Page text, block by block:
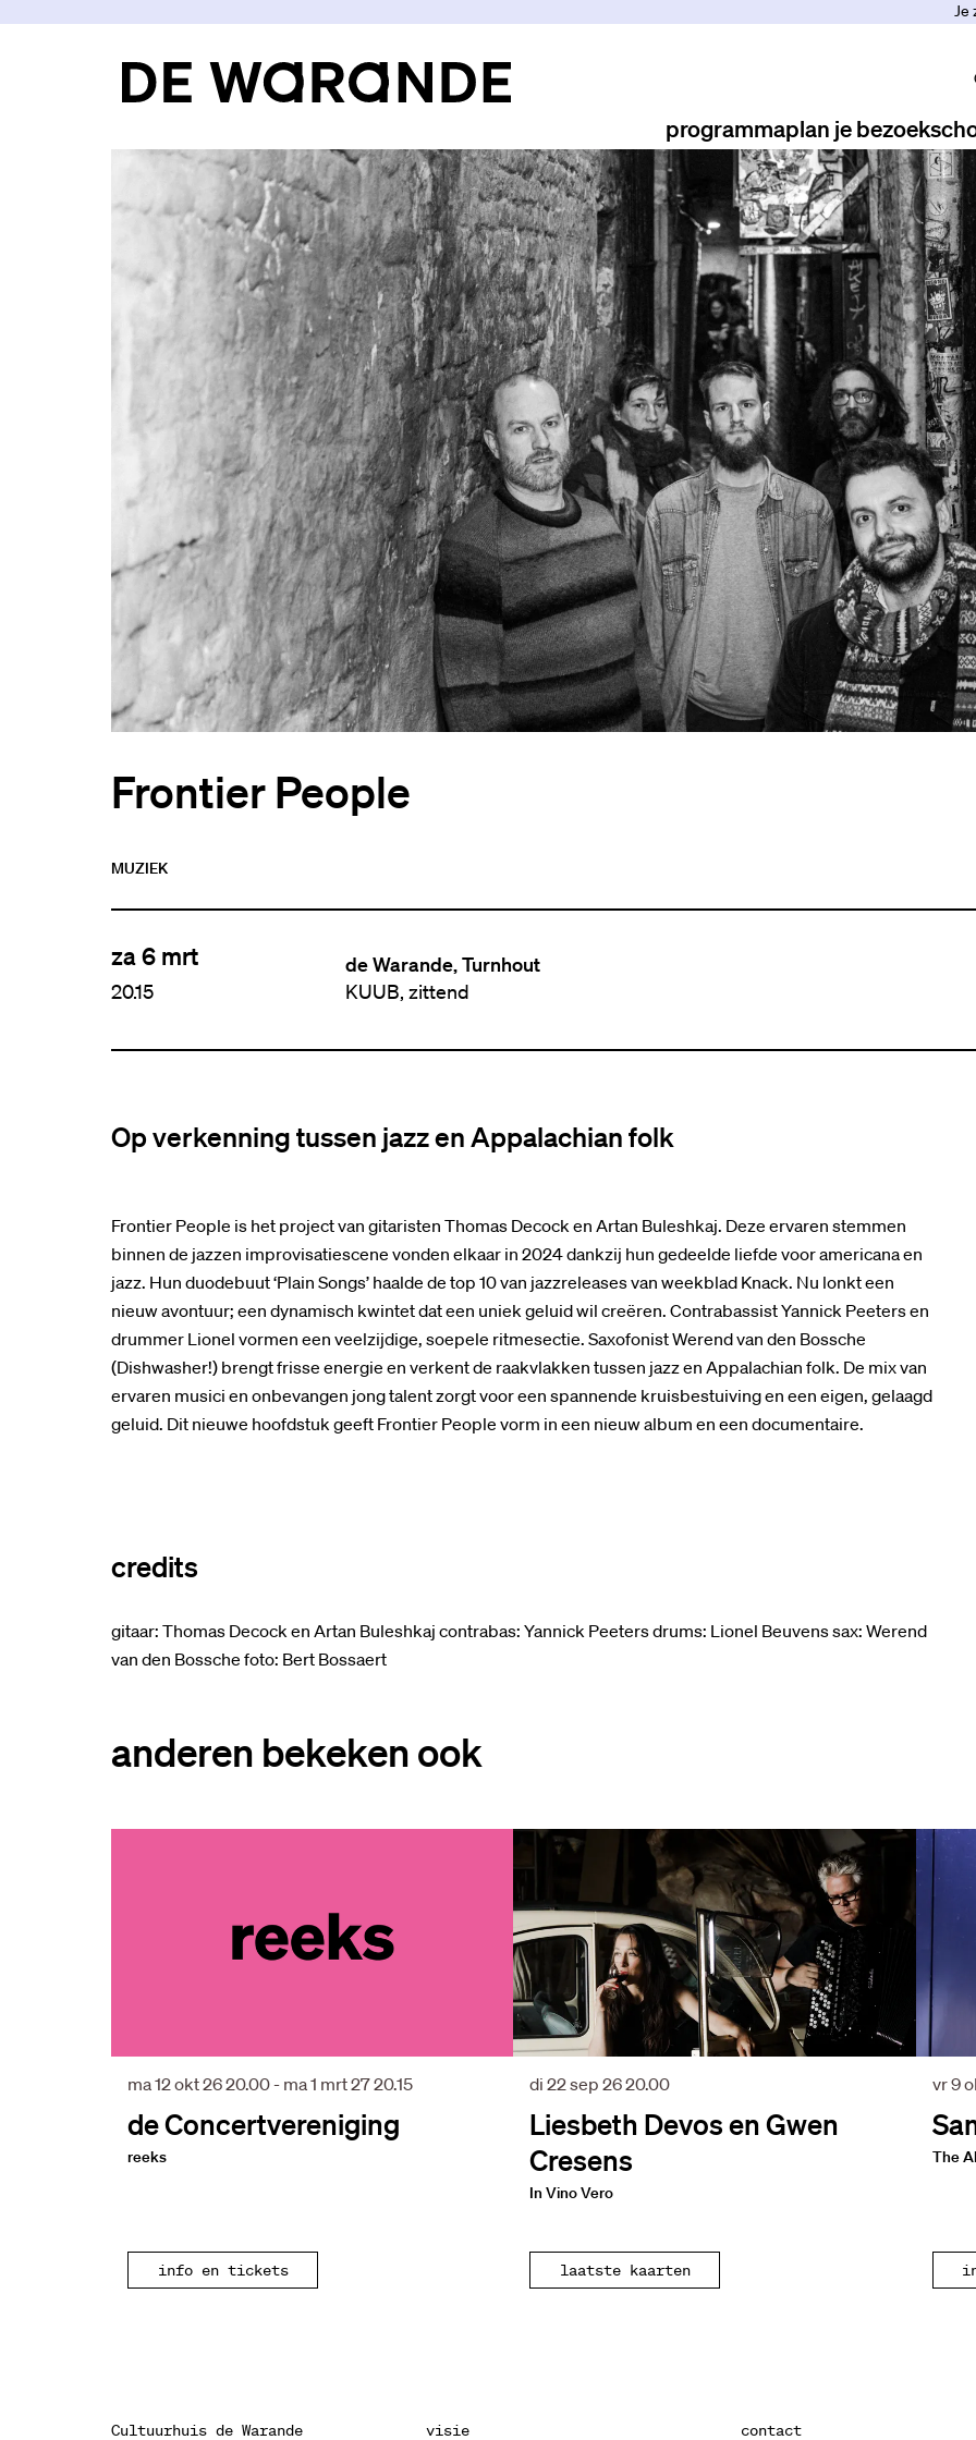
Je
programmaplan je bezoek
Frontier People
MUZIEK
za 6 mrt
20.15
de Warande, Turnhout
KUUB, zittend
Op verkenning tussen jazz en Appalachian folk
Frontier People is het project van gitaristen Thomas Decock en Artan Buleshkaj. Deze ervaren stemmen
binnen de jazzen improvisatiescene vonden elkaar in 2024 dankzij hun gedeelde liefde voor americana en
jazz. Hun duodebuut ‘Plain Songs’ haalde de top 10 van jazzreleases van weekblad Knack. Nu lonkt een
nieuw avontuur; een dynamisch kwintet dat een uniek geluid wil creëren. Contrabassist Yannick Peeters en
drummer Lionel vormen een veelzijdige, soepele ritmesectie. Saxofonist Werend van den Bossche
(Dishwasher!) brengt frisse energie en verkent de raakvlakken tussen jazz en Appalachian folk. De mix van
ervaren musici en onbevangen jong talent zorgt voor een spannende kruisbestuiving en een eigen, gelaagd
geluid. Dit nieuwe hoofdstuk geeft Frontier People vorm in een nieuw album en een documentaire.
credits
gitaar: Thomas Decock en Artan Buleshkaj contrabas: Yannick Peeters drums: Lionel Beuvens sax: Werend
van den Bossche foto: Bert Bossaert
anderen bekeken ook
de Concertvereniging
reeks
ma 12 okt 2620.00- ma 1 mrt 2720.15
info en tickets
Liesbeth Devos en Gwen
Cresens
In Vino Vero
di 22 sep 2620.00
laatste kaarten
The
vr 9
Cultuurhuis de Warande visie contact